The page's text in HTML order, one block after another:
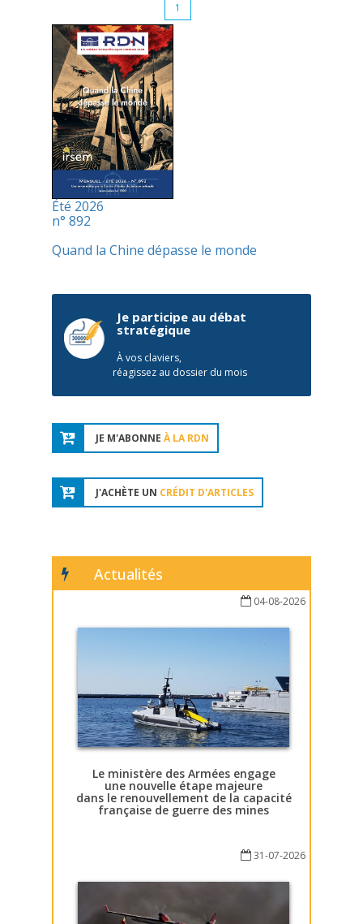
1
Été 2026
n° 892
Quand la Chine dépasse le monde
Je participe au débat
stratégique
À vos claviers,
réagissez au dossier du mois
JE M'ABONNE À LA RDN
J'ACHÈTE UN CRÉDIT D'ARTICLES
Actualités
04-08-2026
Le ministère des Armées engage
une nouvelle étape majeure
dans le renouvellement de la capacité
française de guerre des mines
31-07-2026